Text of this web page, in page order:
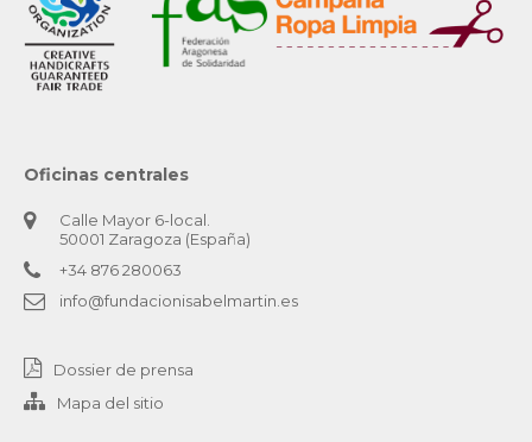
Oficinas centrales
Calle Mayor 6-local.
50001 Zaragoza (España)
+34 876 280063
info@fundacionisabelmartin.es
Dossier de prensa
Mapa del sitio